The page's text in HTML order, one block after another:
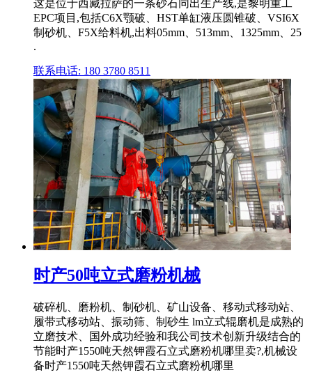
这是位于西藏拉萨的一条砂石同出生产线,是黎明重工
EPC项目,包括C6X颚破、HST单缸液压圆锥破、VSI6X
制砂机、F5X给料机,出料05mm、513mm、1325mm、25
.
联系电话: 180 3780 8511
时产50吨立式磨粉机械
破碎机、磨粉机、制砂机、矿山设备、移动式移动站、
履带式移动站、振动筛、制砂生 lm立式辊磨机是成熟的
立磨技术、国外成功经验和我公司技术创新升级结合的
节能时产1550吨天然钾霞石立式磨粉机哪里卖?,机械设
备时产1550吨天然钾霞石立式磨粉机哪里